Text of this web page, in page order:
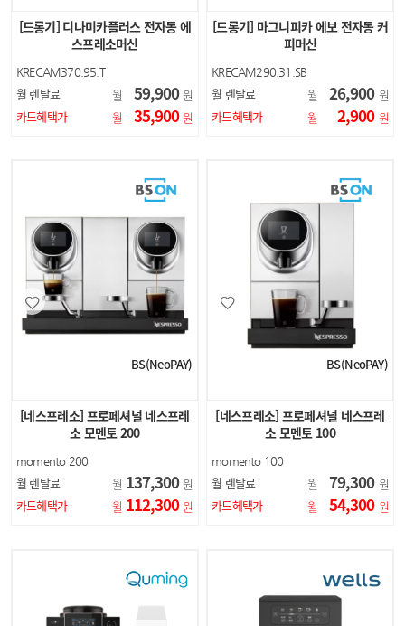
[드롱기] 디나미카플러스 전자동 에
스프레소머신
KRECAM370.95.T
월 렌탈료 월 59,900 원
카드혜택가
월 35,900 원
[드롱기] 마그니피카 에보 전자동 커
피머신
KRECAM290.31.SB
월 렌탈료 월 26,900 원
카드혜택가
월 2,900 원
BS(NeoPAY)
[네스프레소] 프로페셔널 네스프레
소 모멘토 200
momento 200
NP200
월 렌탈료 월 137,300 원
카드혜택가
월 112,300 원
BS(NeoPAY)
[네스프레소] 프로페셔널 네스프레
소 모멘토 100
momento 100
NP100
월 렌탈료 월 79,300 원
카드혜택가
월 54,300 원